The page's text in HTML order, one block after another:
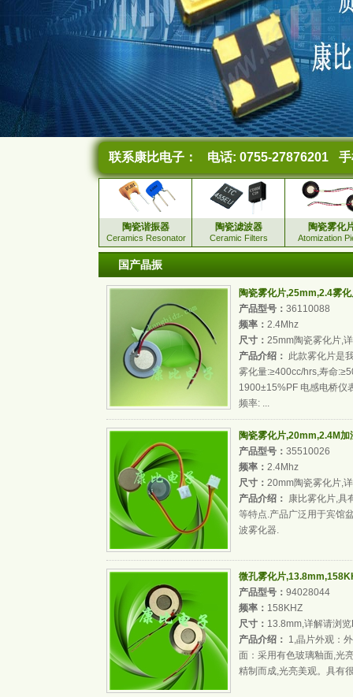
联系康比电子： 电话: 0755-27876201
陶瓷谐振器
Ceramics Resonator
陶瓷滤波器
Ceramic Filters
陶瓷雾化
Atomization
国产晶振
陶瓷雾化片,25mm,2.4雾
产品型号： 36110088
频率： 2.4Mhz
尺寸： 25mm陶瓷雾化片,
产品介绍： 此款雾化片是
雾化量:≥400cc/hrs,寿命
1900±15%PF 电感电桥仪
频率: ...
陶瓷雾化片,20mm,2.4M
产品型号： 35510026
频率： 2.4Mhz
尺寸： 20mm陶瓷雾化片,
产品介绍： 康比雾化片,具
等特点.产品广泛用于宾馆
波雾化器.
微孔雾化片
产品型号： 94028044
频率： 158KHZ
尺寸： 13.8mm,详解请浏
产品介绍： 1,晶片外观：
面：采用有色玻璃釉面,光
精制而成,光亮美观。具有